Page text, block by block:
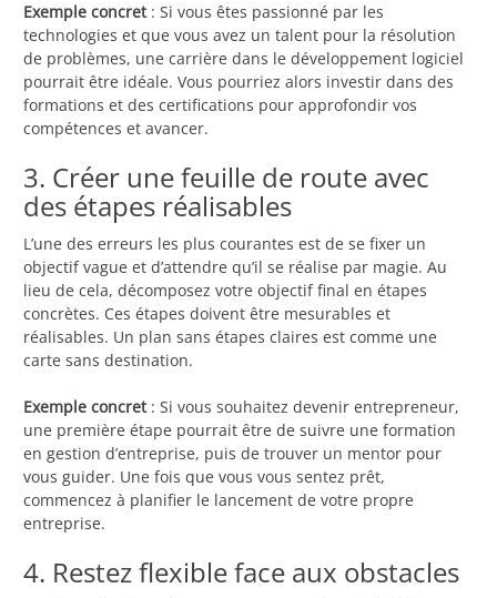
Exemple concret: Si vous êtes passionné par les
technologies et que vous avez un talent pour la résolution
de problèmes, une carrière dans le développement logiciel
pourrait être idéale. Vous pourriez alors investir dans des
formations et des certifications pour approfondir vos
compétences et avancer.
3. Créer une feuille de route avec
des étapes réalisables
L’une des erreurs les plus courantes est de se fixer un
objectif vague et d’attendre qu’il se réalise par magie. Au
lieu de cela, décomposez votre objectif final en étapes
concrètes. Ces étapes doivent être mesurables et
réalisables. Un plan sans étapes claires est comme une
carte sans destination.
Exemple concret: Si vous souhaitez devenir entrepreneur,
une première étape pourrait être de suivre une formation
en gestion d’entreprise, puis de trouver un mentor pour
vous guider. Une fois que vous vous sentez prêt,
commencez à planifier le lancement de votre propre
entreprise.
4. Restez flexible face aux obstacles